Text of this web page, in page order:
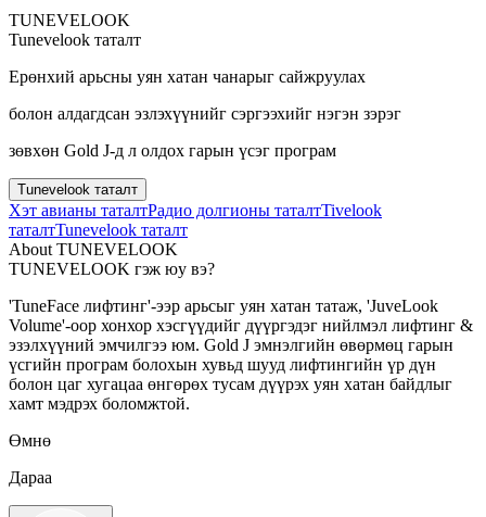
TUNEVELOOK
Tunevelook таталт
Ерөнхий арьсны уян хатан чанарыг сайжруулах
болон алдагдсан эзлэхүүнийг сэргээхийг нэгэн зэрэг
зөвхөн Gold J-д л олдох гарын үсэг програм
Tunevelook таталт
Хэт авианы таталтРадио долгионы таталтTivelook
таталтTunevelook таталт
About TUNEVELOOK
TUNEVELOOK гэж юу вэ?
'TuneFace лифтинг'-ээр арьсыг уян хатан татаж, 'JuveLook
Volume'-оор хонхор хэсгүүдийг дүүргэдэг нийлмэл лифтинг &
эзэлхүүний эмчилгээ юм. Gold J эмнэлгийн өвөрмөц гарын
үсгийн програм болохын хувьд шууд лифтингийн үр дүн
болон цаг хугацаа өнгөрөх тусам дүүрэх уян хатан байдлыг
хамт мэдрэх боломжтой.
Өмнө
Дараа